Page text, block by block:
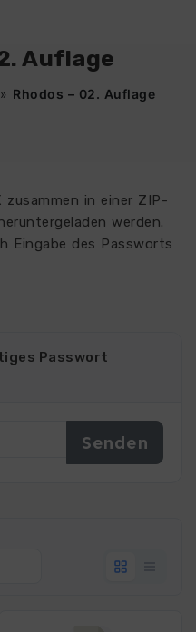
Auflage
» Rhodos – 02. Auflage
zusammen in einer ZIP-
werden.
Eingabe des Passworts
Passwort